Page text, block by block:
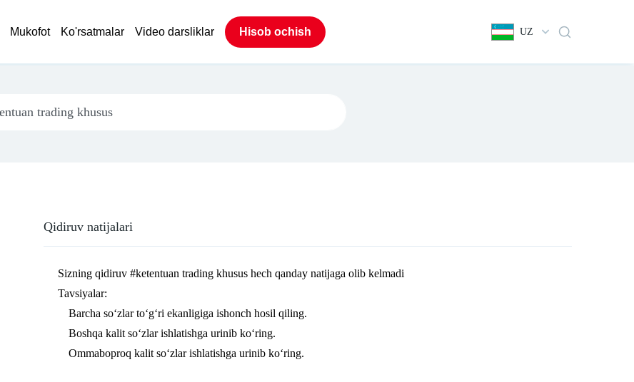
Mukofot Ko'rsatmalar Video darsliklar Hisob ochish UZ
Qidiruv natijalari
Sizning qidiruv #ketentuan trading khusus hech qanday natijaga olib kelmadi
Tavsiyalar:
Barcha so‘zlar to‘g‘ri ekanligiga ishonch hosil qiling.
Boshqa kalit so‘zlar ishlatishga urinib ko‘ring.
Ommaboproq kalit so‘zlar ishlatishga urinib ko‘ring.